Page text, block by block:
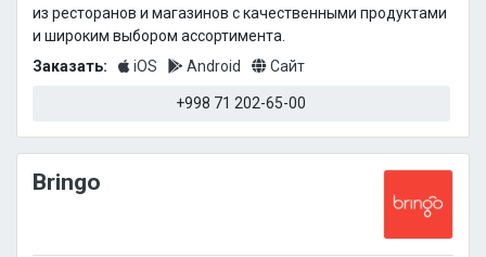
из ресторанов и магазинов с качественными продуктами
и широким выбором ассортимента.
Заказать:
iOS Android Сайт
+998 71 202-65-00
Bringo